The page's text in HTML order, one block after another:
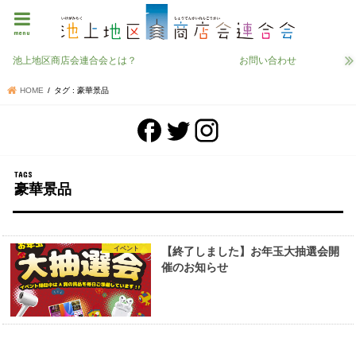
menu
池上地区商店会連合会とは？ お問い合わせ
HOME タグ : 豪華景品
豪華景品
イベント
【終了しました】お年玉大抽選会開
催のお知らせ